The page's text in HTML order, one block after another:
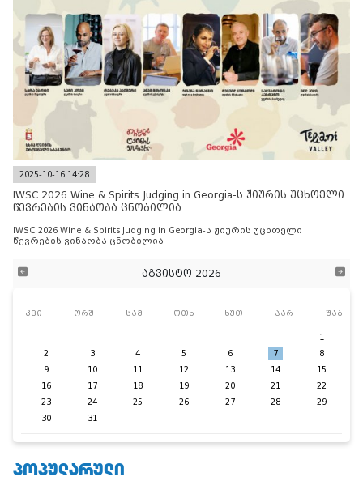
2025-10-16 14:28
IWSC 2026 Wine & Spirits Judging in Georgia-ს ჟიურის უცხოელი
წევრების ვინაობა ცნობილია
IWSC 2026 Wine & Spirits Judging in Georgia-ს ჟიურის უცხოელი
წევრების ვინაობა ცნობილია
აგვისტო 2026
კვი ორშ სამ ოთხ ხუთ პარ შაბ
1
2
3 4 5 6 7
8
9
10 11 12 13 14
15
16
17 18 19 20 21
22
23
24 25 26 27 28
29
30
31
ᲞᲝᲞᲣᲚᲐᲠᲣᲚᲘ